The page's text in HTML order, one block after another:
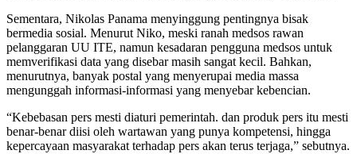
Sementara, Nikolas Panama menyinggung pentingnya bisak
bermedia sosial. Menurut Niko, meski ranah medsos rawan
pelanggaran UU ITE, namun kesadaran pengguna medsos untuk
memverifikasi data yang disebar masih sangat kecil. Bahkan,
menurutnya, banyak postal yang menyerupai media massa
mengunggah informasi-informasi yang menyebar kebencian.
“Kebebasan pers mesti diaturi pemerintah. dan produk pers itu mesti
benar-benar diisi oleh wartawan yang punya kompetensi, hingga
kepercayaan masyarakat terhadap pers akan terus terjaga,” sebutnya.